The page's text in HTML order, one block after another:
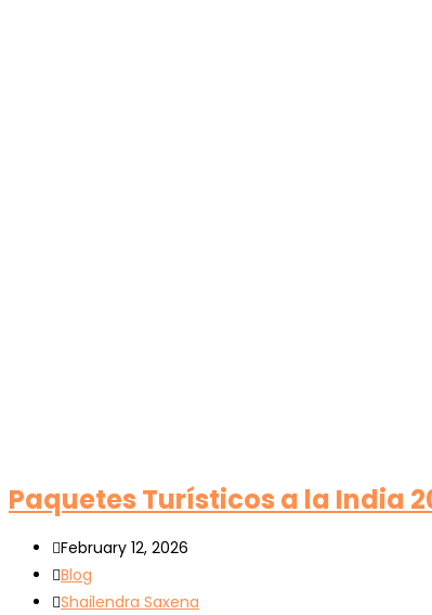
Paquetes Turísticos a la India
February 12, 2026
Blog
Shailendra Saxena